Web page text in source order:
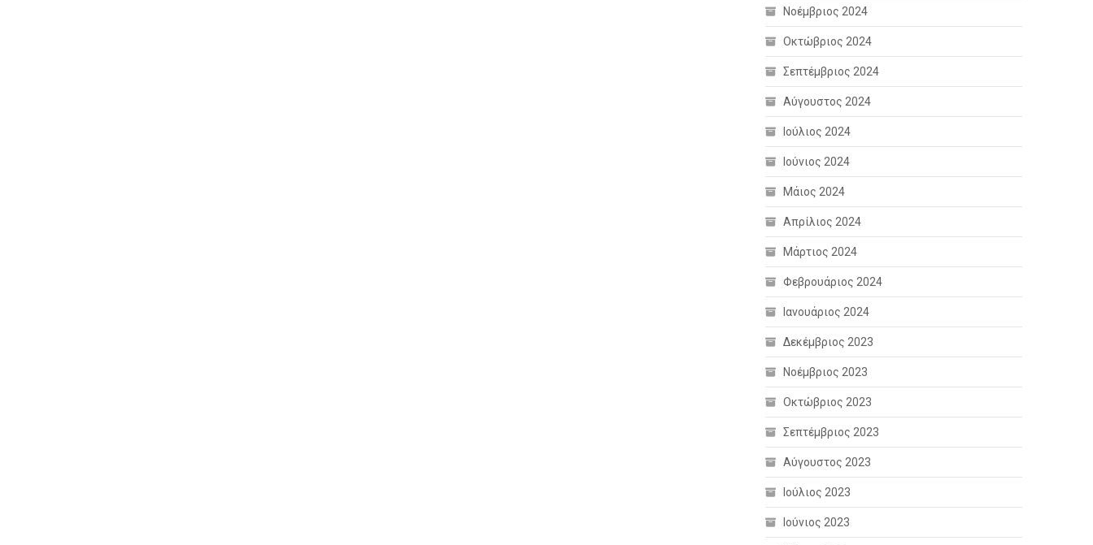
Νοέμβριος 2024
Οκτώβριος 2024
Σεπτέμβριος 2024
Αύγουστος 2024
Ιούλιος 2024
Ιούνιος 2024
Μάιος 2024
Απρίλιος 2024
Μάρτιος 2024
Φεβρουάριος 2024
Ιανουάριος 2024
Δεκέμβριος 2023
Νοέμβριος 2023
Οκτώβριος 2023
Σεπτέμβριος 2023
Αύγουστος 2023
Ιούλιος 2023
Ιούνιος 2023